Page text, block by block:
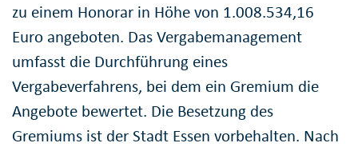
zu einem Honorar in Höhe von 1.008.534,16
Euro angeboten. Das Vergabemanagement
umfasst die Durchführung eines
Vergabeverfahrens, bei dem ein Gremium die
Angebote bewertet. Die Besetzung des
Gremiums ist der Stadt Essen vorbehalten. Nach